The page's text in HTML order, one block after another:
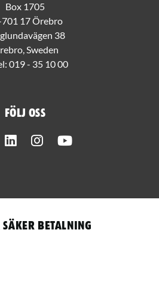
Box 1705
701 17 Örebro
38
Sweden
019 - 35 10 00
Följ oss
FacebookLinkedInInstagram
säker betalning